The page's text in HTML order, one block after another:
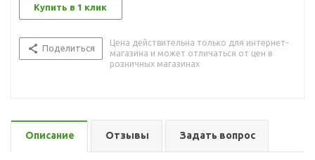
Купить в 1 клик
Поделиться
Цена действительна только для интернет-
магазина и может отличаться от цен в
розничных магазинах
Описание Отзывы Задать вопрос